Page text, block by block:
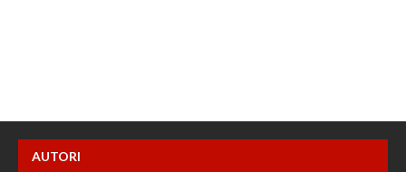
AUTORI